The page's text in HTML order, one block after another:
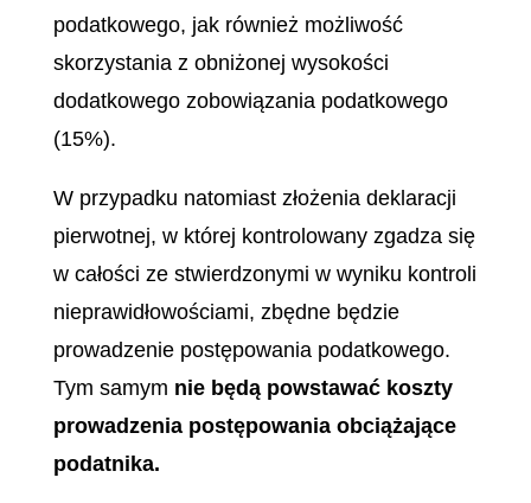
podatkowego, jak również możliwość
skorzystania z obniżonej wysokości
dodatkowego zobowiązania podatkowego
(15%).
W przypadku natomiast złożenia deklaracji
pierwotnej, w której kontrolowany zgadza się
w całości ze stwierdzonymi w wyniku kontroli
nieprawidłowościami, zbędne będzie
prowadzenie postępowania podatkowego.
Tym samym nie będą powstawać koszty
prowadzenia postępowania obciążające
podatnika.